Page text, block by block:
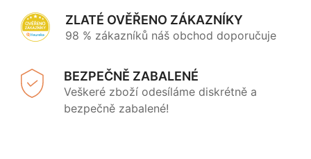
ZLATÉ OVĚŘENO ZÁKAZNÍKY
98 % zákazníků náš obchod doporučuje
BEZPEČNĚ ZABALENÉ
Veškeré zboží odesíláme diskrétně a
bezpečně zabalené!